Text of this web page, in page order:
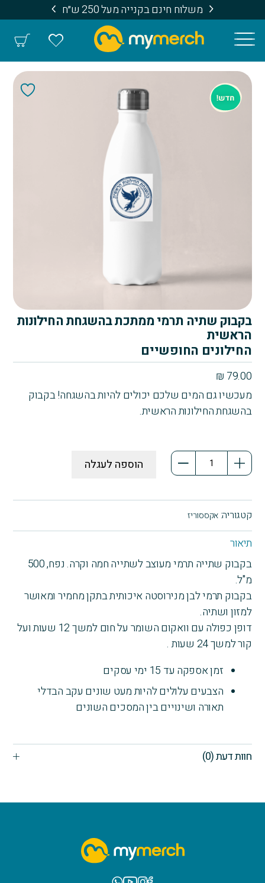
משלוח חינם בקנייה מעל 250 ש״ח
בקבוק שתיה תרמי ממתכת בהשגחת החילונות
הראשית
החילונים החופשיים
₪ 79.00
מעכשיו גם המים שלכם יכולים להיות בהשגחה! בקבוק
בהשגחת החילונות הראשית.
כמות
שתיה
תרמי
ממתכת
הראשית
הוספה לעגלה
תיאור
בקבוק שתייה תרמי מעוצב לשתייה חמה וקרה. נפח, 500
מ"ל.
בקבוק תרמי לבן מנירוסטה איכותית בתקן מחמיר ומאושר
למזון ושתיה.
דופן כפולה עם וואקום השומר על חום למשך 12 שעות ועל
קור למשך 24 שעות .
זמן אספקה עד 15 ימי עסקים
הצבעים עלולים להיות מעט שונים עקב הבדלי
תאורה ושינויים בין המסכים השונים
חוות דעת (0)
קטגוריה: אקססוריז